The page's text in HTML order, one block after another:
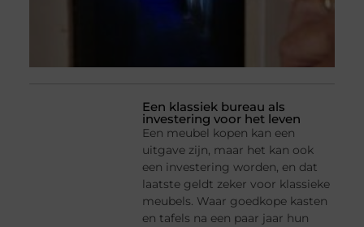
Een klassiek bureau als
investering voor het leven
Een meubel kopen kan een
uitgave zijn, maar het kan ook
een investering worden, en dat
laatste geldt zeker voor klassieke
meubels. Waar goedkope kasten
en tafels na een paar jaar hun